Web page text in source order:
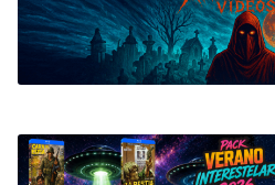
Bluray
Clasificada S
artwork